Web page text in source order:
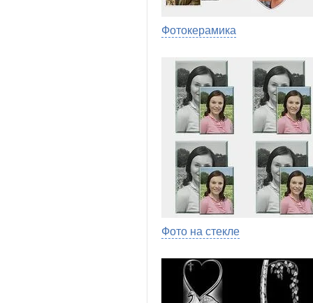
Фотокерамика
Фото на стекле